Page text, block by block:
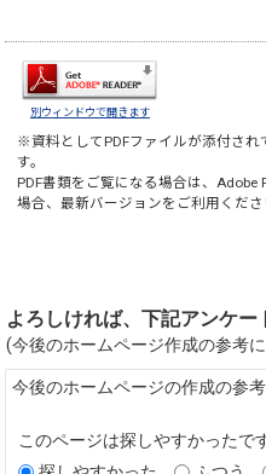
別ウィンドウで開きます
※資料としてPDFファイルが添付され
す。
PDF書類をご覧になる場合は、 Adobe
場合、最新バージョンをご利用くださ